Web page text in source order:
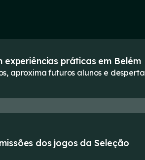
práticas em Belém
aproxima futuros alunos e desperta
dos jogos da Seleção